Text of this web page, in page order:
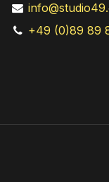
+49 (0)89 89